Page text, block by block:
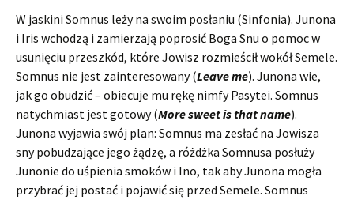
W jaskini Somnus leży na swoim posłaniu (Sinfonia). Junona
i Iris wchodzą i zamierzają poprosić Boga Snu o pomoc w
usunięciu przeszkód, które Jowisz rozmieścił wokół Semele.
Somnus nie jest zainteresowany (Leave me). Junona wie,
jak go obudzić – obiecuje mu rękę nimfy Pasytei. Somnus
natychmiast jest gotowy (More sweet is that name).
Junona wyjawia swój plan: Somnus ma zesłać na Jowisza
sny pobudzające jego żądzę, a różdżka Somnusa posłuży
Junonie do uśpienia smoków i Ino, tak aby Junona mogła
przybrać jej postać i pojawić się przed Semele. Somnus